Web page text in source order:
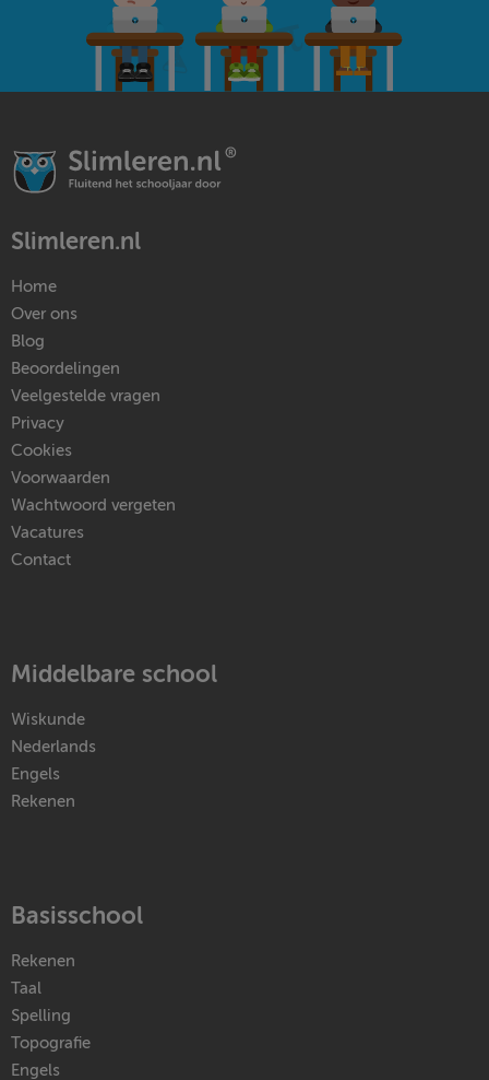
Slimleren.nl
Home
Over ons
Blog
Beoordelingen
Veelgestelde vragen
Privacy
Cookies
Voorwaarden
Wachtwoord vergeten
Vacatures
Contact
Middelbare school
Wiskunde
Nederlands
Engels
Rekenen
Basisschool
Rekenen
Taal
Spelling
Topografie
Engels